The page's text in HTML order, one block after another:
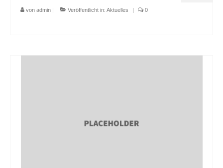
von admin | Veröffentlicht in: Aktuelles | 0